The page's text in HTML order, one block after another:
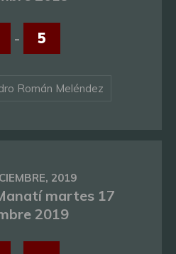
- 5
Román Meléndez
2019
martes 17
2019